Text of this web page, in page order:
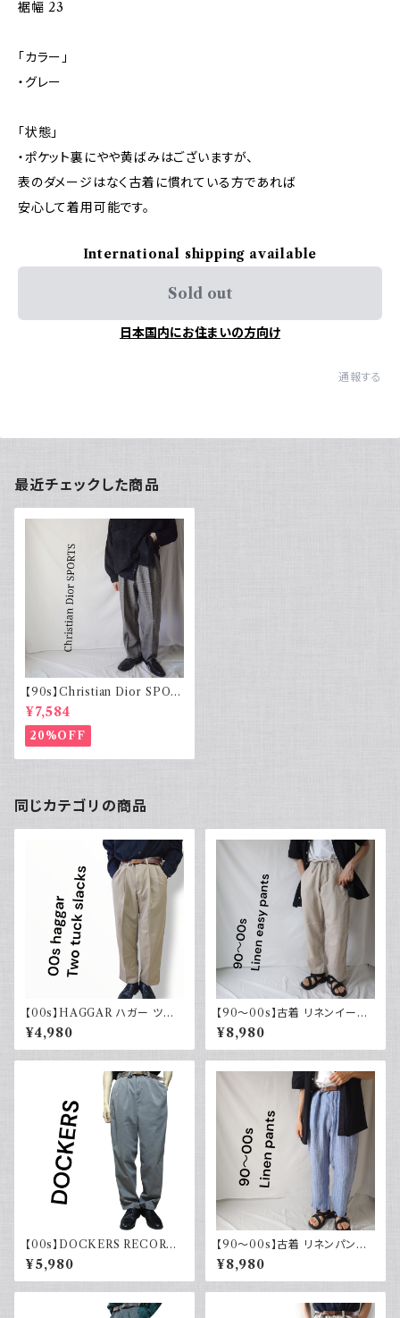
裾幅 23
「カラー」
・グレー
「状態」
・ポケット裏にやや黄ばみはございますが、
表のダメージはなく古着に慣れている方であれば
安心して着用可能です。
International shipping available
Sold out
日本国内にお住まいの方向け
通報する
最近チェックした商品
【90s】Christian Dior SPOR
TS グレンチェック スラックス
¥7,584
20%OFF
同じカテゴリの商品
【00s】HAGGAR ハガー ツー
タックスラックス ポリエステル
ベージュ 古着 34 29
¥4,980
【90～00s】古着 リネンイージ
ーパンツ 夏 32×30 APT9 カジ
ュアル
¥8,980
【00s】DOCKERS RECORD
ドッカーズ ツータック チノパン
¥5,980
【90～00s】古着 リネンパンツ
ストライプ ライトブルー 夏 スラ
ックス
¥8,980